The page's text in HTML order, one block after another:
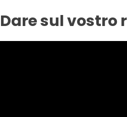
Dare sul vostro